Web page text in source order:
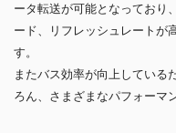
ータ転送が可能となっており
ード、リフレッシュレートが
す。
またバス効率が向上している
ろん、さまざまなパフォーマ